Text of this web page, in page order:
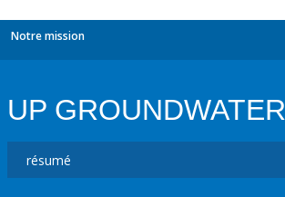
Notre mission
UP GROUNDWATER